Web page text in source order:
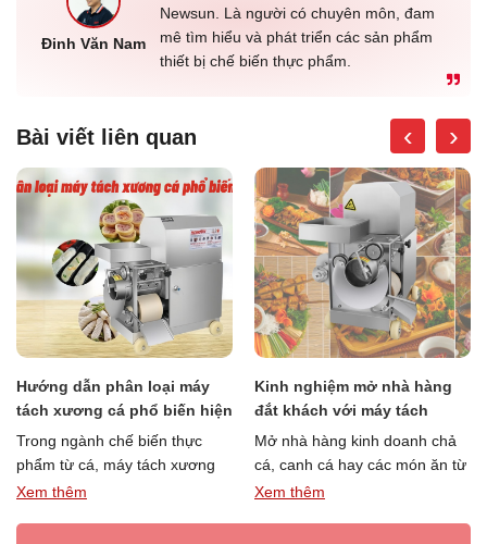
Đinh Văn Nam
Newsun. Là người có chuyên môn, đam
mê tìm hiểu và phát triển các sản phẩm
thiết bị chế biến thực phẩm.
Bài viết liên quan
Hướng dẫn phân loại máy
tách xương cá phổ biến hiện
nay
Trong ngành chế biến thực
phẩm từ cá, máy tách xương
cá là thiết bị gần như bắt buộc
Xem thêm
Kinh nghiệm mở nhà hàng
đắt khách với máy tách
xương cá
Mở nhà hàng kinh doanh chả
cá, canh cá hay các món ăn từ
cá đang trở thành xu hướng …
Xem thêm
‹ ›